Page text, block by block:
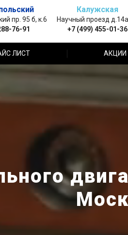
пр. 95 б, к.6
76-91
Калужская
Научный проезд д.14а
+7 (499) 455-01-36
ЛИСТ АКЦИИ